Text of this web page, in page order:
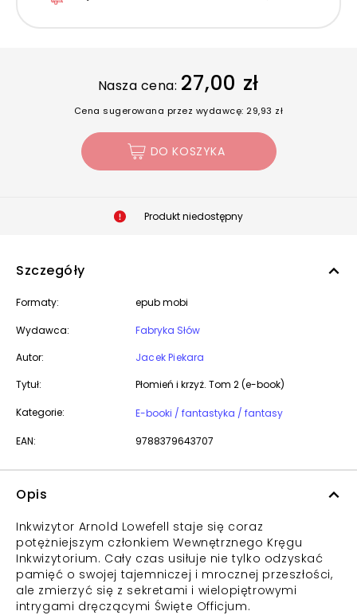
Nasza cena: 27,00 zł
Cena sugerowana przez wydawcę: 29,93 zł
DO KOSZYKA
Produkt niedostępny
Szczegóły
Formaty: epub mobi
Wydawca:
Fabryka Słów
Autor:
Jacek Piekara
Tytuł:
Płomień i krzyż. Tom 2 (e-book)
Kategorie: E-booki / fantastyka / fantasy
EAN: 9788379643707
Opis
Inkwizytor Arnold Lowefell staje się coraz
potężniejszym członkiem Wewnętrznego Kręgu
Inkwizytorium. Cały czas usiłuje nie tylko odzyskać
pamięć o swojej tajemniczej i mrocznej przeszłości,
ale zmierzyć się z sekretami i wielopiętrowymi
intrygami dręczącymi Święte Officjum.